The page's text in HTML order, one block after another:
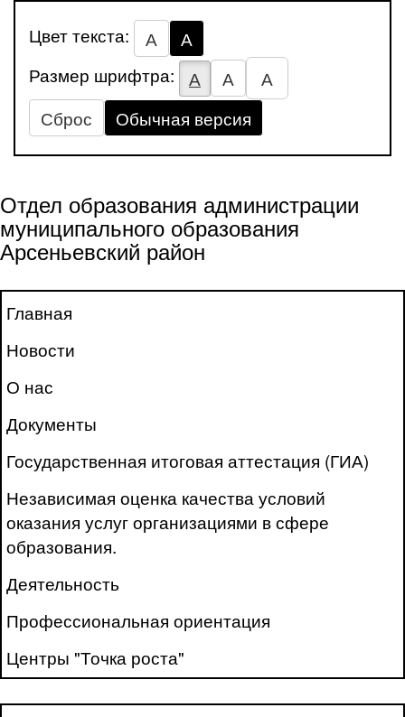
Цвет текста: А
А
Размер шрифтра:
А А
А
Сброс
Обычная версия
Отдел образования администрации
муниципального образования
Арсеньевский район
Главная
Новости
О нас
Документы
Государственная итоговая аттестация (ГИА)
Независимая оценка качества условий
оказания услуг организациями в сфере
образования.
Деятельность
Профессиональная ориентация
Центры "Точка роста"